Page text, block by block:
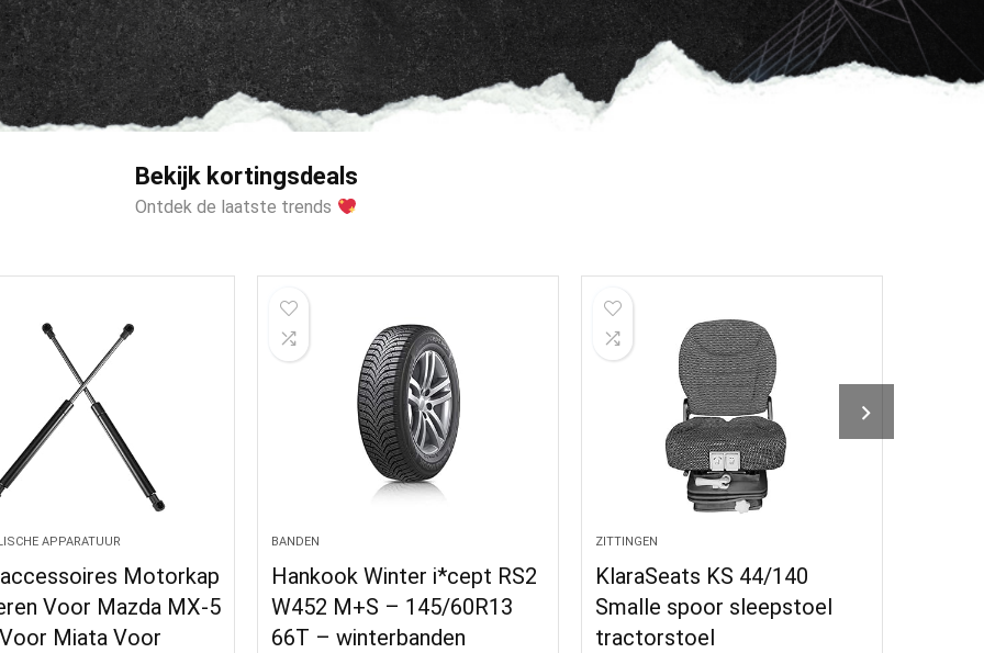
Bekijk kortingsdeals
Ontdek de laatste trends
APPARATUUR
Motorkap
Voor Mazda MX-5
Miata Voor
BANDEN
Hankook Winter i*cept RS2
W452 M+S – 145/60R13
66T – winterbanden
ZITTINGEN
KlaraSeats KS 44/140
Smalle spoor sleepstoel
tractorstoel